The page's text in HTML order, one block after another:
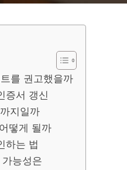
를 권고했을까
증서 갱신
지일까
떻게 될까
하는 법
능성은